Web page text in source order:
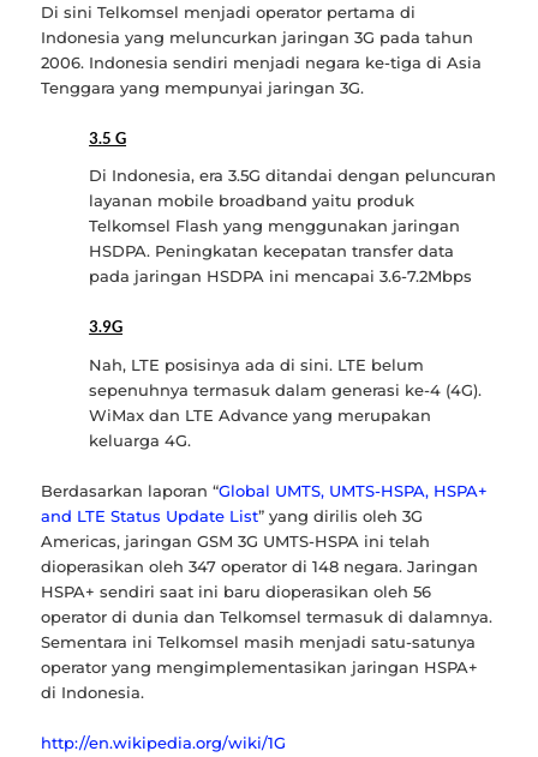
Di sini Telkomsel menjadi operator pertama di
Indonesia yang meluncurkan jaringan 3G pada tahun
2006. Indonesia sendiri menjadi negara ke-tiga di Asia
Tenggara yang mempunyai jaringan 3G.
3.5 G
Di Indonesia, era 3.5G ditandai dengan peluncuran
layanan mobile broadband yaitu produk
Telkomsel Flash yang menggunakan jaringan
HSDPA. Peningkatan kecepatan transfer data
pada jaringan HSDPA ini mencapai 3.6-7.2Mbps
3.9G
Nah, LTE posisinya ada di sini. LTE belum
sepenuhnya termasuk dalam generasi ke-4 (4G).
WiMax dan LTE Advance yang merupakan
keluarga 4G.
Berdasarkan laporan “Global UMTS, UMTS-HSPA, HSPA+
and LTE Status Update List” yang dirilis oleh 3G
Americas, jaringan GSM 3G UMTS-HSPA ini telah
dioperasikan oleh 347 operator di 148 negara. Jaringan
HSPA+ sendiri saat ini baru dioperasikan oleh 56
operator di dunia dan Telkomsel termasuk di dalamnya.
Sementara ini Telkomsel masih menjadi satu-satunya
operator yang mengimplementasikan jaringan HSPA+
di Indonesia.
http://en.wikipedia.org/wiki/1G